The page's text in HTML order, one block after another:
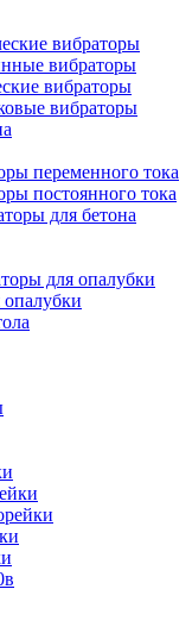
вибраторы
вибраторы
вибраторы
вибраторы
переменного тока
постоянного тока
для бетона
для опалубки